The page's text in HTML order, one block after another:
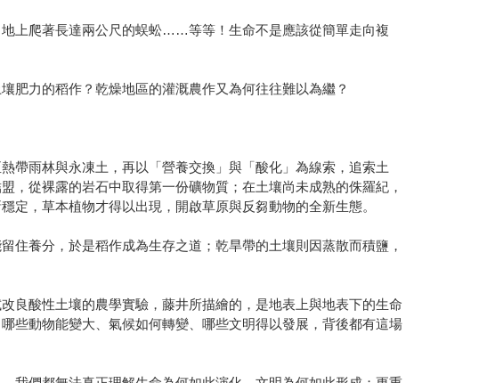
上爬著長達兩公尺的蜈蚣……等等！生命不是應該從簡單走向複
肥力的稻作？乾燥地區的灌溉農作又為何往往難以為繼？
帶雨林與永凍土，再以「營養交換」與「酸化」為線索，追索土
，從裸露的岩石中取得第一份礦物質；在土壤尚未成熟的侏羅紀，
，草本植物才得以出現，開啟草原與反芻動物的全新生態。
住養分，於是稻作成為生存之道；乾旱帶的土壤則因蒸散而積鹽，
良酸性土壤的農學實驗，藤井所描繪的，是地表上與地表下的生命
些動物能變大、氣候如何轉變、哪些文明得以發展，背後都有這場